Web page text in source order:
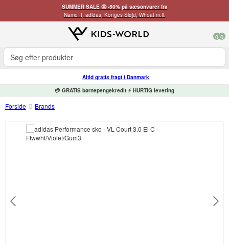
SUMMER SALE 🤩 -50% på sæsonvarer fra
Name It, adidas, Konges Sløjd, Wheat m.fl.
0 0
Altid gratis fragt i Danmark
💳 GRATIS børnepengekredit ⚡ HURTIG levering
Forside Brands